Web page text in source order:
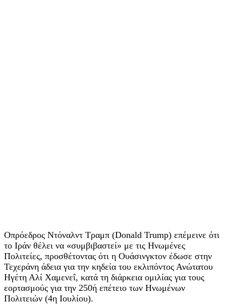
Oπρόεδρος Ντόναλντ Τραμπ (Donald Trump) επέμεινε ότι
το Ιράν θέλει να «συμβιβαστεί» με τις Ηνωμένες
Πολιτείες, προσθέτοντας ότι η Ουάσινγκτον έδωσε στην
Τεχεράνη άδεια για την κηδεία του εκλιπόντος Ανώτατου
Ηγέτη Αλί Χαμενεΐ, κατά τη διάρκεια ομιλίας για τους
εορτασμούς για την 250ή επέτειο των Ηνωμένων
Πολιτειών (4η Ιουλίου).